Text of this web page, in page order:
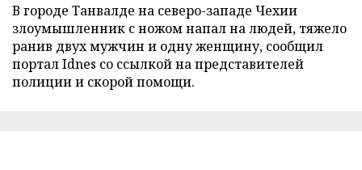
В городе Танвалде на северо-западе Чехии
злоумышленник с ножом напал на людей, тяжело
ранив двух мужчин и одну женщину, сообщил
портал Idnes со ссылкой на представителей
полиции и скорой помощи.